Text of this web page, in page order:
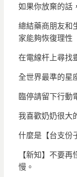
如果你放棄的話
總結藥商朋友和
家能夠恢復理性
在電線杆上尋找
全世界最準的星
臨停請留下行動
我喜歡奶奶很大
什麼是【台支份
【新知】不要
慢。